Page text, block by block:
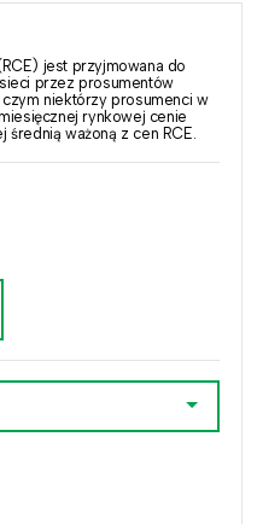
jest przyjmowana do
przez prosumentów
niektórzy prosumenci w
rynkowej cenie
ważoną z cen RCE.